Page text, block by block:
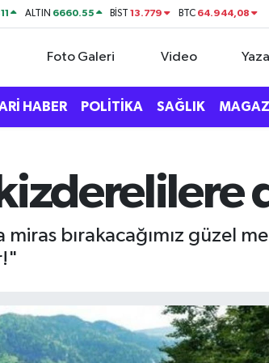
ALTIN 6660.55 BİST13.779 BTC 64.944,08
Foto Galeri Video
HABER POLİTİKA SAĞLIK
miras bırakacağımız güzel